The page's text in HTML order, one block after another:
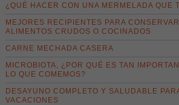
¿QUÉ HACER CON UNA MERMELADA QUE
MEJORES RECIPIENTES PARA
ALIMENTOS CRUDOS O COCINADOS
CARNE MECHADA CASERA
MICROBIOTA, ¿POR QUÉ ES TAN
LO QUE COMEMOS?
DESAYUNO COMPLETO Y SALUDABLE
VACACIONES